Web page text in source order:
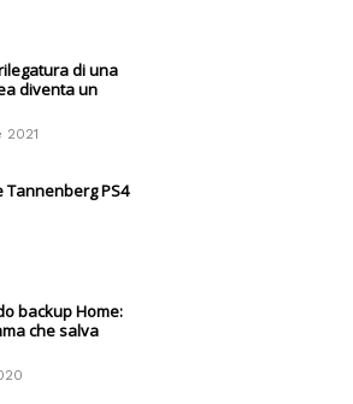
di una
diventa un
2021
Tannenberg PS4
backup Home:
che salva